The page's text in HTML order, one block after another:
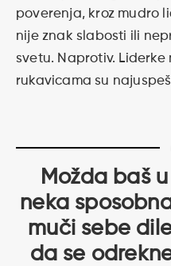
poverenja, kroz mudro
nije znak slabosti ili
svetu. Naprotiv. Liderke
rukavicama su
Možda baš
neka
muči sebe
da se